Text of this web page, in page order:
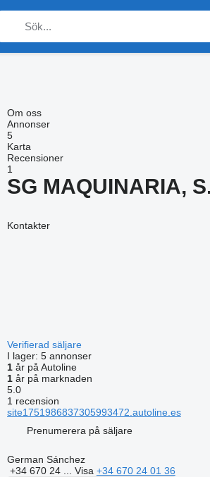
Om oss
Annonser
5
Karta
Recensioner
1
SG MAQUINARIA,
Kontakter
Verifierad säljare
I lager: 5 annonser
1år på Autoline
1år på marknaden
5.0
1 recension
site1751986837305993472.autoline.es
Prenumerera på säljare
German Sánchez
+34 670 24 ... Visa +34 670 24 01 36